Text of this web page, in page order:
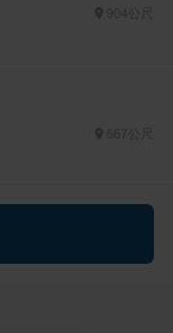
904公尺